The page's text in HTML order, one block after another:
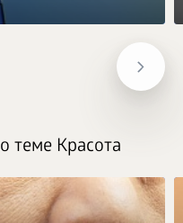
теме Красота